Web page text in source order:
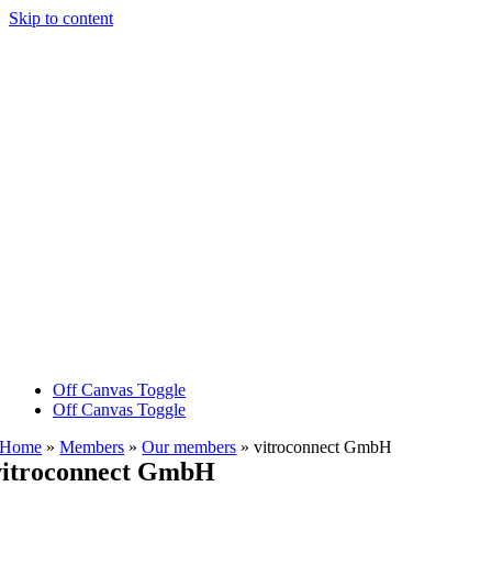
Skip to content
Off Canvas Toggle
Off Canvas Toggle
Home »Members »Our members »vitroconnect GmbH
GmbH